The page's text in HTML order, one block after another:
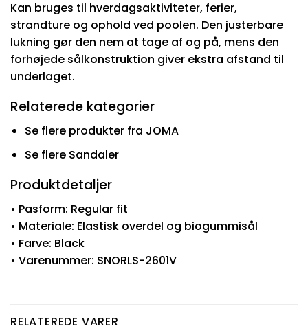
Kan bruges til hverdagsaktiviteter, ferier,
strandture og ophold ved poolen. Den justerbare
lukning gør den nem at tage af og på, mens den
forhøjede sålkonstruktion giver ekstra afstand til
underlaget.
Relaterede kategorier
Se flere produkter fra JOMA
Se flere Sandaler
Produktdetaljer
• Pasform: Regular fit
• Materiale: Elastisk overdel og biogummisål
• Farve: Black
• Varenummer: SNORLS-2601V
RELATEREDE VARER